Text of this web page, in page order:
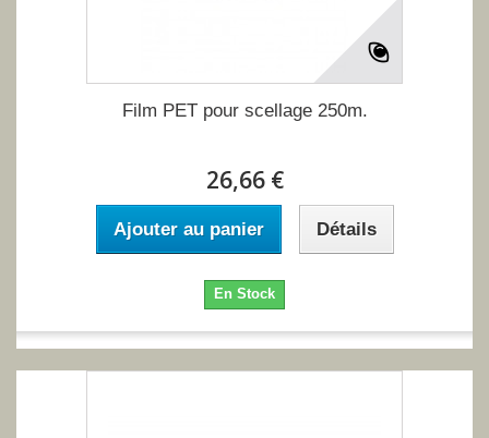
Film PET pour scellage 250m.
26,66 €
Ajouter au panier Détails
En Stock